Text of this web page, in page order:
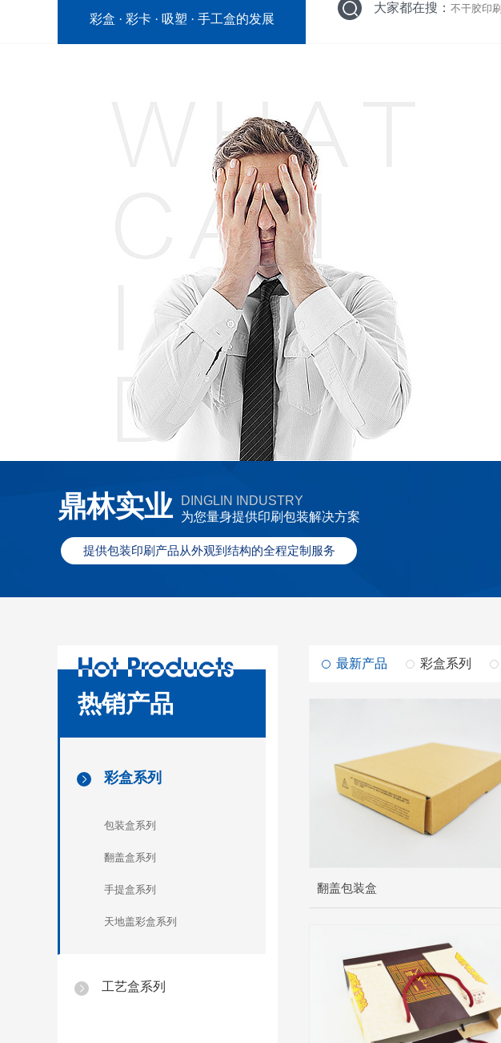
彩盒 · 彩卡 · 吸塑 · 手工盒的发展
大家都在搜： 不干胶印刷
鼎林实业
DINGLIN INDUSTRY
为您量身提供印刷包装解决方案
提供包装印刷产品从外观到结构的全程定制服务
热销产品
彩盒系列
包装盒系列
翻盖盒系列
手提盒系列
天地盖彩盒系列
工艺盒系列
最新产品 彩盒系列
翻盖包装盒